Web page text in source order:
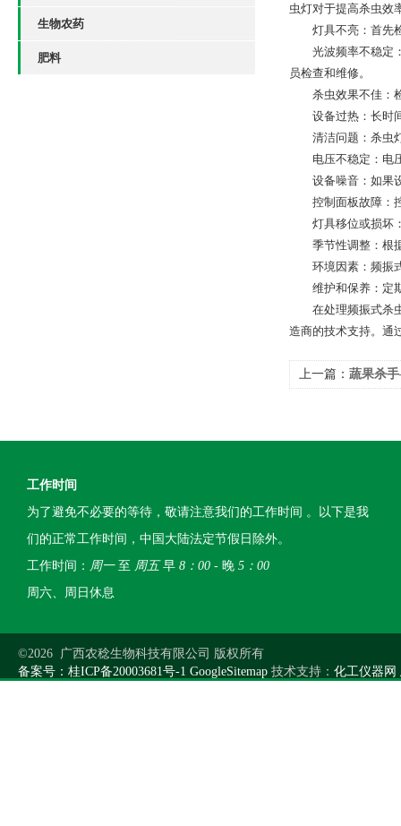
生物农药
肥料
虫灯对于提高杀虫效
灯具不亮：首先检
光波频率不稳定：
员检查和维修。
杀虫效果不佳：检
设备过热：长时间
清洁问题：杀虫灯
电压不稳定：电压
设备噪音：如果设
控制面板故障：控
灯具移位或损坏：
季节性调整：根据
环境因素：频振式
维护和保养：定期
在处理频振式杀虫
造商的技术支持。通
上一篇： 蔬果杀
工作时间
为了避免不必要的等待，敬请注意我们的工作时间 。以下是我
们的正常工作时间，中国大陆法定节假日除外。
工作时间： 周一至 周五早 8：00 - 晚 5：00
周六、周日休息
©2026 广西农稔生物科技有限公司 版权所有
备案号：桂ICP备20003681号-1 GoogleSitemap 技术支持： 化工仪器网